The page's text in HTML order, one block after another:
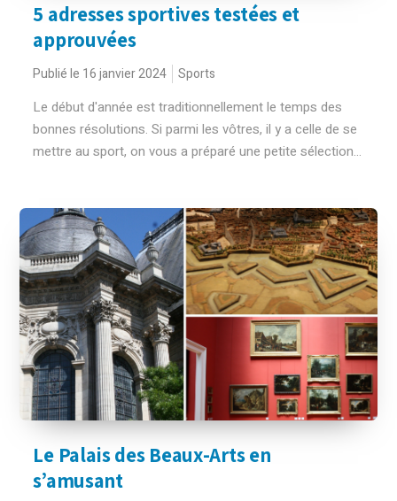
5 adresses sportives testées et
approuvées
Publié le 16 janvier 2024 Sports
Le début d'année est traditionnellement le temps des
bonnes résolutions. Si parmi les vôtres, il y a celle de se
mettre au sport, on vous a préparé une petite sélection...
Le Palais des Beaux-Arts en
s’amusant